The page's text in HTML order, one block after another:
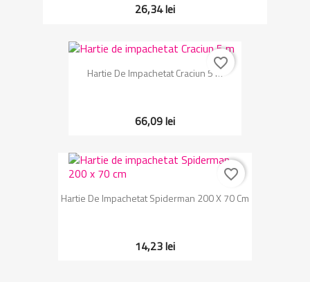
26,34 lei
Hartie De Impachetat Craciun 5 M
66,09 lei
favorite_border
Hartie De Impachetat Spiderman 200 X 70 Cm
14,23 lei
favorite_border